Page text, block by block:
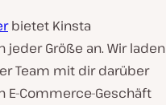
bietet Kinsta
Größe an. Wir laden
Team mit dir darüber
E-Commerce-Geschäft